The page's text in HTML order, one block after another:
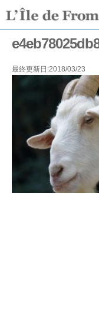
最終更新日:2018/03/23